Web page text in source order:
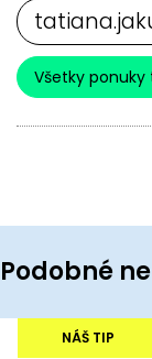
Všetky
Podobné
NÁŠ TIP